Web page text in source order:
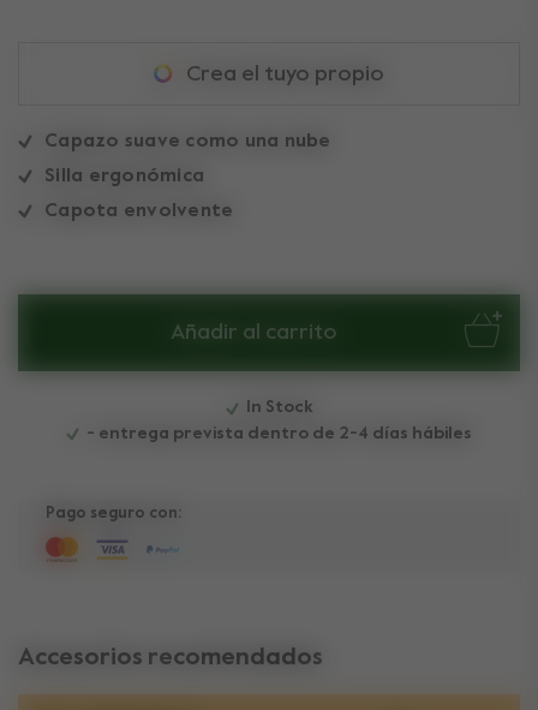
Capazo suave como una nube
Silla ergonómica
Capota envolvente
Crea el tuyo propio
Añadir al carrito
In Stock
- entrega prevista dentro de 2-4 días hábiles
Pago seguro con:
Accesorios recomendados